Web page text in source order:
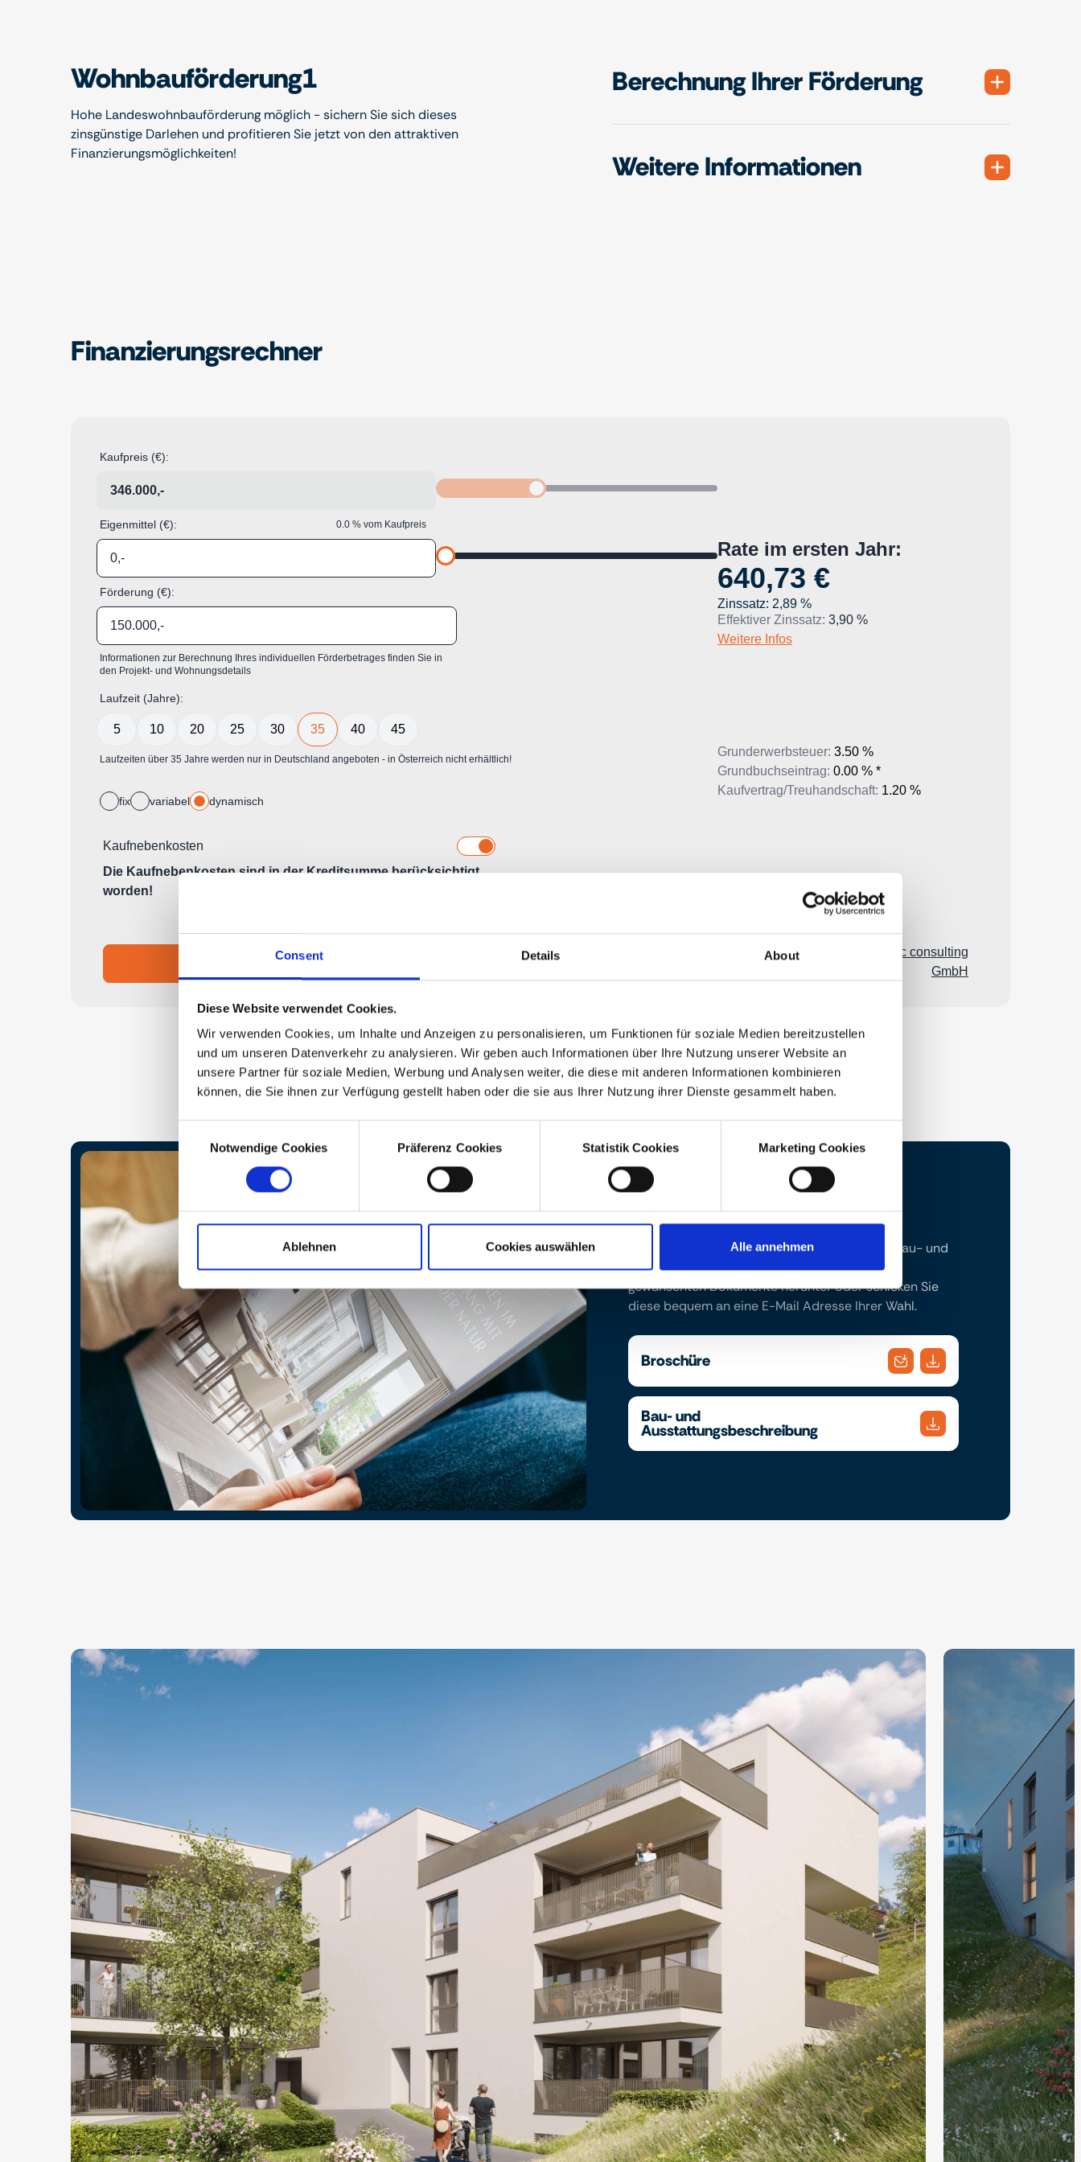
Consent Details About
Diese Website verwendet Cookies.
Wir verwenden Cookies, um Inhalte und Anzeigen zu personalisieren, um Funktionen für soziale Medien bereitzustellen
und um unseren Datenverkehr zu analysieren. Wir geben auch Informationen über Ihre Nutzung unserer Website an
unsere Partner für soziale Medien, Werbung und Analysen weiter, die diese mit anderen Informationen kombinieren
können, die Sie ihnen zur Verfügung gestellt haben oder die sie aus Ihrer Nutzung ihrer Dienste gesammelt haben.
SelectionNotwendige Cookies Präferenz Cookies Statistik Cookies Marketing Cookies
Ablehnen Cookies auswählen Alle annehmen
Wohnbauförderung1
Hohe Landeswohnbauförderung möglich - sichern Sie sich dieses
zinsgünstige Darlehen und profitieren Sie jetzt von den attraktiven
Finanzierungsmöglichkeiten!
Berechnung Ihrer Förderung
Weitere Informationen
Finanzierungsrechner
Downloads
Finden Sie hier die Projektbroschüre und die Bau- und
Ausstattungsbeschreibung. Laden Sie sich ihre
gewünschten Dokumente herunter oder schicken Sie
diese bequem an eine E-Mail Adresse Ihrer Wahl.
Broschüre
Bau- und
Ausstattungsbeschreibung